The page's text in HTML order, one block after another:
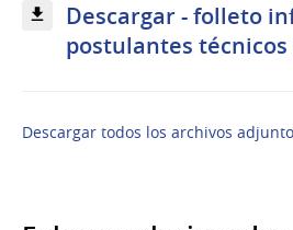
Descargar - folleto
postulantes técnicos
Descargar todos los archivos